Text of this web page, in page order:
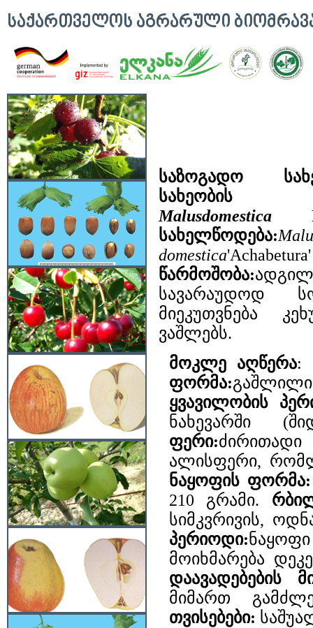
ᲡᲐᲥᲐᲠᲗᲕᲔᲚᲝᲡ ᲐᲒᲠᲐᲠᲣᲚᲘ
საზოგადო
სახეობის
Malusdomestica
სახელწოდება:
domestica
წარმოშობა:
სავარაუდოდ
მიეკუთვნება
ვაშლებს.
მოკლე აღწერა:
ფორმა:
ყვავილობის
ნახევარში
ფერი:
ალისფერი,
ნაყოფის
210 გრამი.
სიმკვრივის,
პერიოდი:
მოიხმარება
დაავადებების
მიმართ
თვისებები: